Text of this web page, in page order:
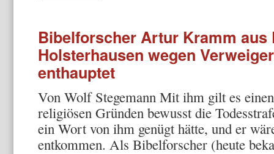
Bibelforscher Artur Kramm aus
Holsterhausen wegen
enthauptet
Von Wolf Stegemann Mit ihm gilt es
religiösen Gründen bewusst die
ein Wort von ihm genügt hätte, und er
entkommen. Als Bibelforscher (heute